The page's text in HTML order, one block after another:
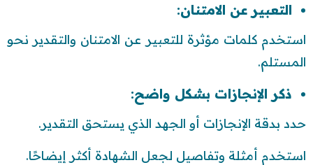
التعبير عن الامتنان:
استخدم كلمات مؤثرة للتعبير عن الامتنان والتقدير نحو
المستلم.
ذكر الإنجازات بشكل واضح:
حدد بدقة الإنجازات أو الجهد الذي يستحق التقدير.
استخدم أمثلة وتفاصيل لجعل الشهادة أكثر إيضاحًا.